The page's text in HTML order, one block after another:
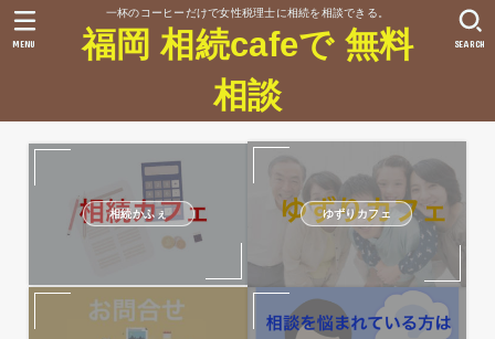
一杯のコーヒーだけで女性税理士に相続を相談できる。
福岡 相続cafeで 無料
相談
SEARCH
MENU
相続かふぇ ゆずりカフェ